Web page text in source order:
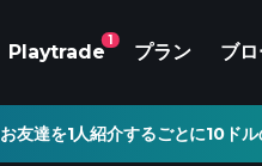
Playtrade
1
プラン ブ
お友達を1人紹介するごとに10ド